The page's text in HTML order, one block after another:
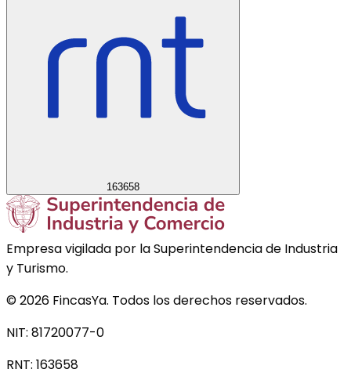
163658
Empresa vigilada por la Superintendencia de Industria
y Turismo.
©2026 FincasYa. Todos los derechos reservados.
NIT: 81720077-0
RNT: 163658